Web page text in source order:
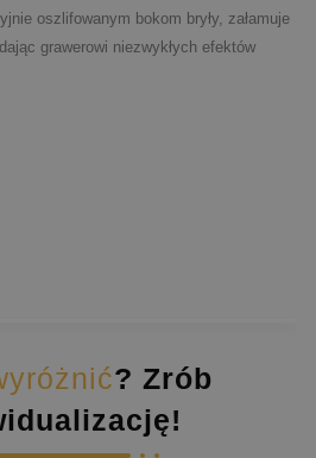
oszlifowanym bokom bryły, załamuje
grawerowi niezwykłych efektów
? Zrób